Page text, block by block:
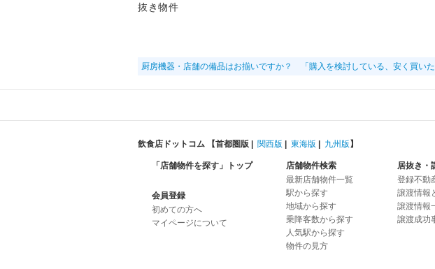
抜き物件
厨房機器・店舗の備品はお揃いですか？ 「購入を検討している、安く買い
飲食店ドットコム 【首都圏版 | 関西版 | 東海版 | 九州版】
「店舗物件を探す」トップ
会員登録
初めての方へ
マイページについて
店舗物件検索
最新店舗物件一覧
駅から探す
地域から探す
乗降客数から探す
人気駅から探す
物件の見方
居抜き・
登録不動
譲渡情報
譲渡情報
譲渡成功